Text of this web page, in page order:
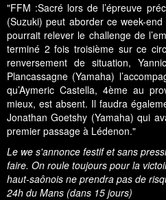
"FFM :Sacré lors de l’épreuve
(Suzuki) peut aborder ce week-
pourrait relever le challenge de
terminé 2 fois troisième sur ce
renversement de situation,
Plancassagne (Yamaha)
qu’Aymeric Castella, 4ème au
mieux, est absent. Il faudra
Jonathan Goetshy (Yamaha) qui
premier passage à Lédenon."
Le we s'annonce festif et sans
faire. On roule toujours pour la
haut-saônois ne prendra pas de
24h du Mans (dans 15 jours)